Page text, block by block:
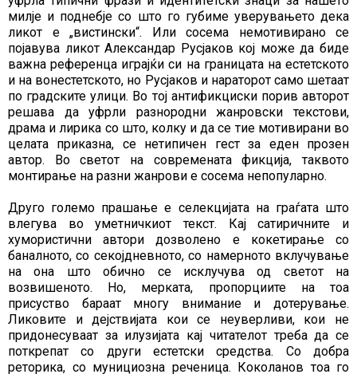
милје и поднебје со што го губиме уверувањето дека
ликот е „вистински“. Или сосема немотивирано се
појавува ликот Александар Русјаков кој може да биде
важна референца играјќи си на границата на естетското
и на вонестетското, но Русјаков и нараторот само шетаат
по градските улици. Во тој антификциски порив авторот
решава да уфрли разнородни жанровски текстови,
драма и лирика со што, колку и да се тие мотивирани во
целата приказна, се нетипичен гест за еден прозен
автор. Во светот на современата фикција, таквото
монтирање на разни жанрови е сосема непопуларно.
Друго големо прашање е селекцијата на граѓата што
влегува во уметничкиот текст. Кај сатиричните и
хумористични автори дозволено е кокетирање со
баналното, со секојдневното, со намерното вклучување
на она што обично се исклучува од светот на
возвишеното. Но, мерката, пропорциите на тоа
присуство бараат многу внимание и дотерување.
Ликовите и дејствијата кои се неуверливи, кои не
придонесуваат за илузијата кај читателот треба да се
поткрепат со други естетски средства. Со добра
реторика, со мунициозна реченица. Коколанов тоа го